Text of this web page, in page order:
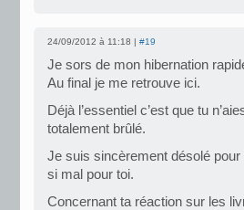
24/09/2012 à 11:18 | #19
Je sors de mon hibernation
Au final je me retrouve ici.
Déjà l’essentiel c’est que tu
totalement brûlé.
Je suis sincèrement désolé pour
si mal pour toi.
Concernant ta réaction sur les